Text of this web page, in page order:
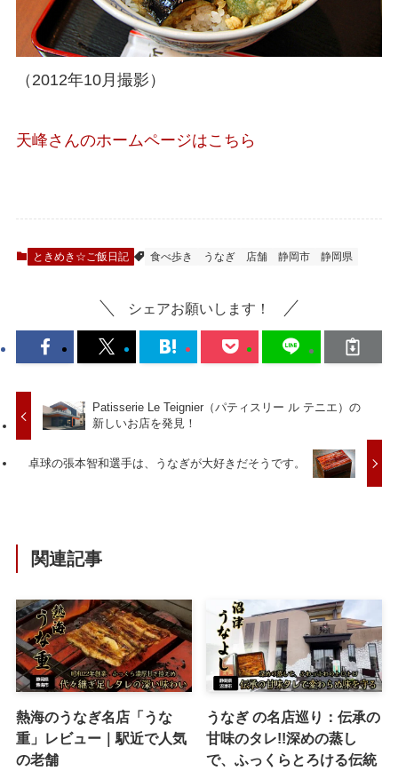
（2012年10月撮影）
天峰さんのホームページはこちら
ときめき☆ご飯日記 食べ歩き うなぎ 店舗 静岡市 静岡県
シェアお願いします！
Patisserie Le Teignier（パティスリー ル テニエ）の
新しいお店を発見！
卓球の張本智和選手は、うなぎが大好きだそうです。
関連記事
熱海のうなぎ名店「うな
重」レビュー｜駅近で人気
の老舗
うなぎ の名店巡り：伝承の
甘味のタレ!!深めの蒸し
で、ふっくらとろける伝統